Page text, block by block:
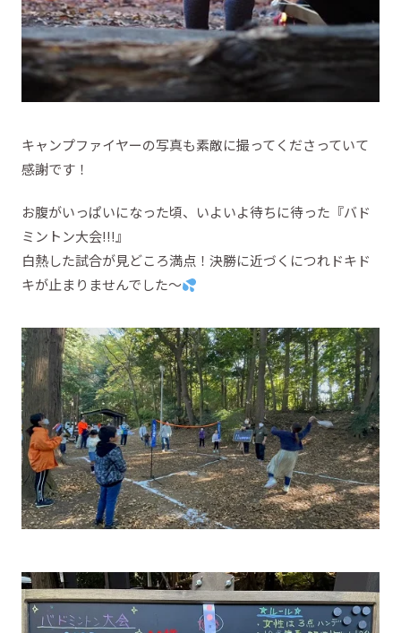
キャンプファイヤーの写真も素敵に撮ってくださっていて
感謝です！
お腹がいっぱいになった頃、いよいよ待ちに待った『バド
ミントン大会!!!』
白熱した試合が見どころ満点！決勝に近づくにつれドキド
キが止まりませんでした～